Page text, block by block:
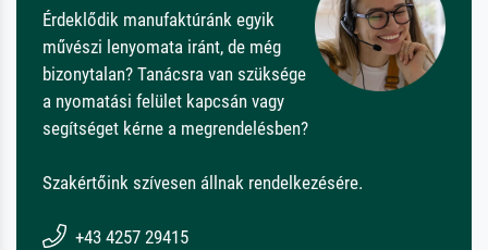
Érdeklődik manufaktúránk egyik
művészi lenyomata iránt, de még
bizonytalan? Tanácsra van szüksége
a nyomatási felület kapcsán vagy
segítséget kérne a megrendelésben?
Szakértőink szívesen állnak rendelkezésére.
+43 4257 29415